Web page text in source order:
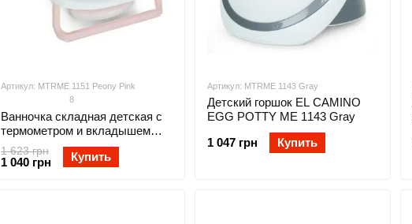
Артикул: MTRME 1151 Peony Pink
8
Ванночка складная детская с
термометром и вкладышем
(подушкой) EL CAMINO PLUS
ME 1151 Peony Pink
1 623 грн
1 040 грн Купить
Артикул: MTRME 1143 Gray
Детский горшок EL CAMINO
EGG POTTY ME 1143 Gray
1 047 грн
Купить